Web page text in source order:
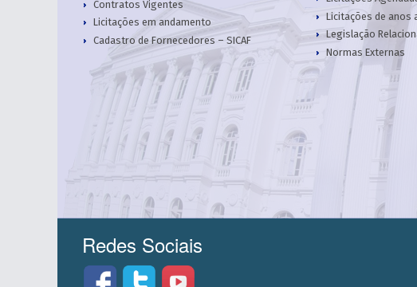
Contratos Vigentes
Licitações em andamento
Cadastro de Fornecedores – SICAF
Licitações de anos
Legislação
Normas Externas
Redes Sociais